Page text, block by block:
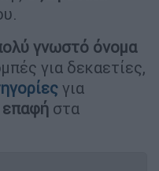
γνωστό όνομα
για δεκαετίες,
για
επαφή στα